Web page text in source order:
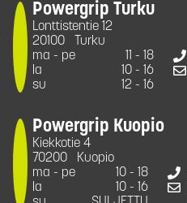
Powergrip Turku
Lonttistentie 12
20100
Turku
ma - pe
11 - 18
la
10 - 16
su
12 - 16
Powergrip Kuopio
Kiekkotie 4
70200
Kuopio
ma - pe
10 - 18
la
10 - 16